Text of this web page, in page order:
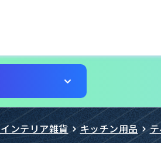
ンテリア雑貨 キッチン用品